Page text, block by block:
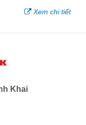
Xem chi tiết
Khai